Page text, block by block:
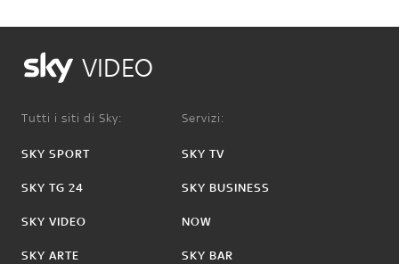
VIDEO
Tutti i siti di Sky:
SKY SPORT
SKY TG 24
SKY VIDEO
SKY ARTE
Servizi:
SKY TV
SKY BUSINESS
NOW
SKY BAR